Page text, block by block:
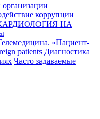
коррупции
НА
«Пациент-
patients Диагностика
Часто задаваемые